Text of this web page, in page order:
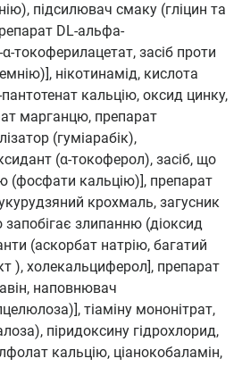
підсилювач смаку (гліцин та
DL-альфа-
токоферилацетат, засіб проти
нікотинамід, кислота
кальцію, оксид цинку,
марганцю, препарат
(гуміарабік),
(α-токоферол), засіб, що
(фосфати кальцію)], препарат
крохмаль, загусник
запобігає злипанню (діоксид
(аскорбат натрію, багатий
), холекальциферол], препарат
наповнювач
тіаміну мононітрат,
піридоксину гідрохлорид,
кальцію, ціанокобаламін,